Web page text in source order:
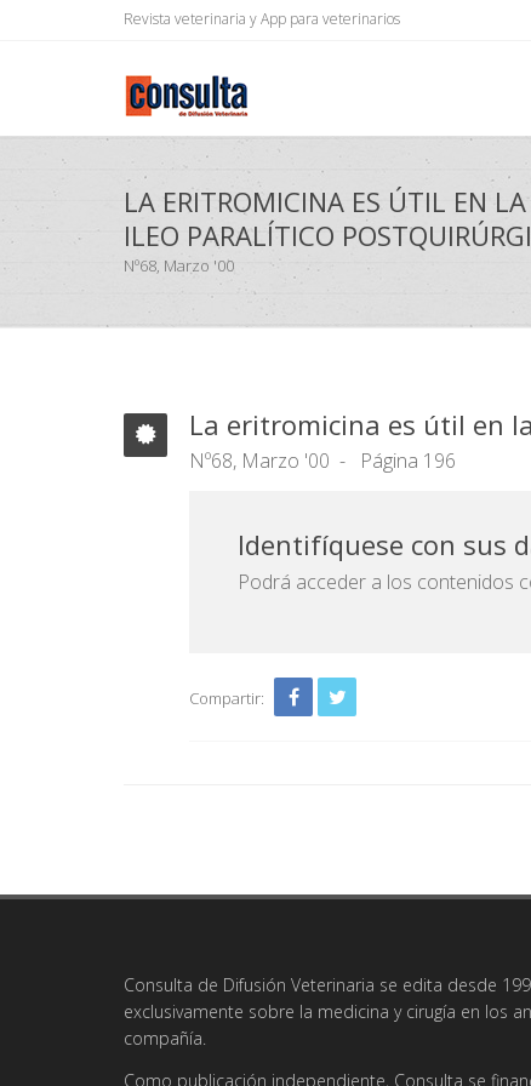
Revista veterinaria y App para veterinarios
LA ERITROMICINA ES ÚTIL EN
ILEO PARALÍTICO
Nº68, Marzo '00
La eritromicina es útil en
Nº68, Marzo '00 Página 196
Identifíquese con sus
Podrá acceder a los contenidos
Compartir:
Consulta de Difusión Veterinaria se edita desde
exclusivamente sobre la medicina y cirugía en los
compañía.
Como publicación independiente, Consulta se